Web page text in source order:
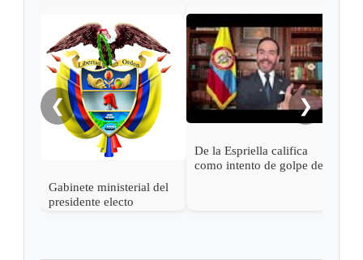
❮
Gabinete ministerial del
presidente electo
De la Espriella califica
como intento de golpe de
❯